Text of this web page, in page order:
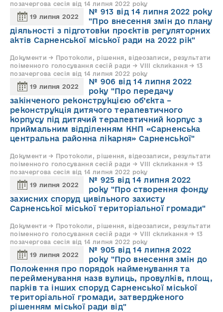
позачергова сесія від 14 липня 2022 року
19 липня 2022
№ 913 від 14 липня 2022 року
"Про внесення змін до плану
діяльності з підготовки проєктів регуляторних
актів Сарненської міської ради на 2022 рік"
Документи → Протоколи, рішення, відеозаписи, результати
поіменного голосування сесій ради → VIII скликання → 13
позачергова сесія від 14 липня 2022 року
19 липня 2022
№ 906 від 14 липня 2022
року "Про передачу
закінченого реконструкцією об’єкта –
реконструкція дитячого терапевтичного
корпусу під дитячий терапевтичний корпус з
приймальним відділенням КНП «Сарненська
центральна районна лікарня» Сарненської"
Документи → Протоколи, рішення, відеозаписи, результати
поіменного голосування сесій ради → VIII скликання → 13
позачергова сесія від 14 липня 2022 року
19 липня 2022
№ 925 від 14 липня 2022
року "Про створення фонду
захисних споруд цивільного захисту
Сарненської міської територіальної громади"
Документи → Протоколи, рішення, відеозаписи, результати
поіменного голосування сесій ради → VIII скликання → 13
позачергова сесія від 14 липня 2022 року
19 липня 2022
№ 905 від 14 липня 2022
року "Про внесення змін до
Положення про порядок найменування та
перейменування назв вулиць, провулків, площ,
парків та інших споруд Сарненської міської
територіальної громади, затвердженого
рішенням міської ради від"